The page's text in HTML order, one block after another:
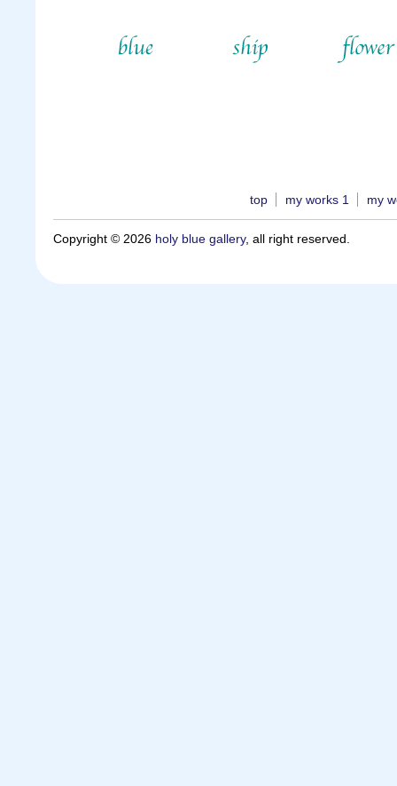
top my works 1 my
Copyright © 2026 holy blue gallery, all right reserved.